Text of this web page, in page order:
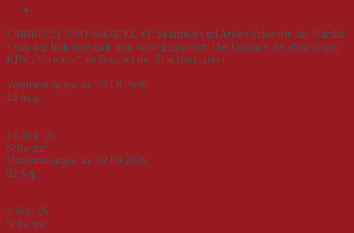
UMBRUCH UND WANDEL #1: Stadtbild und Arbeit Schwerin im Wandel
- von der Industriestadt zum Verwaltungssitz: Das Gelände des ehemaligen
KIW „Vorwärts“ als Beispiel der Transformation
Veranstaltungen am 24.08.2026
24 Aug.
24 Aug. 26
Schwerin
Veranstaltungen am 02.09.2026
02 Sep.
2 Sep. 26
Schwerin